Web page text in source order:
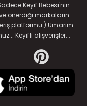
Keyif Bebesi'nin
önerdiği markaların
platformu:) Umarım
Keyifli alışverişler...